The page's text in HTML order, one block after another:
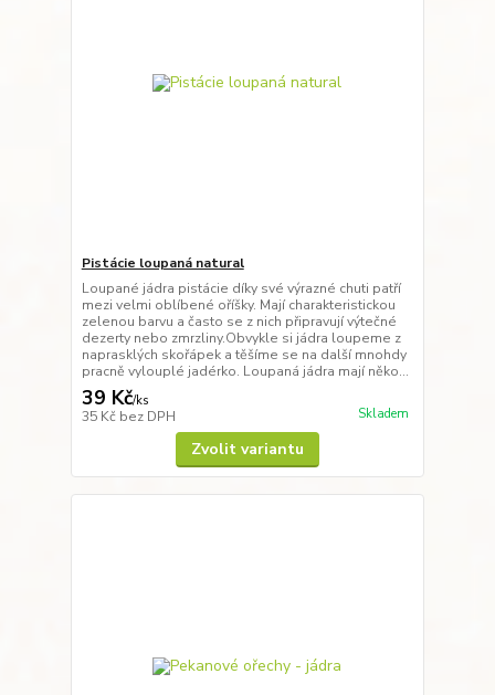
Pistácie loupaná natural
Loupané jádra pistácie díky své výrazné chuti patří
mezi velmi oblíbené oříšky. Mají charakteristickou
zelenou barvu a často se z nich připravují výtečné
dezerty nebo zmrzliny.Obvykle si jádra loupeme z
naprasklých skořápek a těšíme se na další mnohdy
pracně vylouplé jadérko. Loupaná jádra mají něko...
39 Kč/ks
35 Kč bez DPH Skladem
Zvolit variantu